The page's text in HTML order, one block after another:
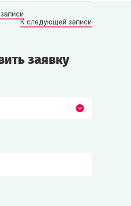
К следующей записи
заявку